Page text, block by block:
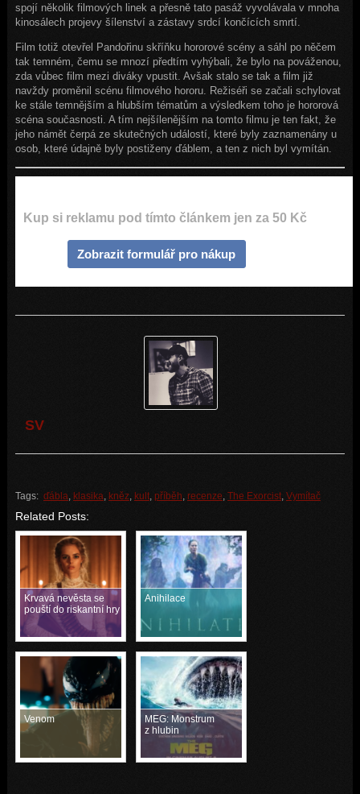
spojí několik filmových linek a přesně tato pasáž vyvolávala v mnoha
kinosálech projevy šílenství a zástavy srdcí končících smrtí.
Film totiž otevřel Pandořinu skříňku hororové scény a sáhl po něčem
tak temném, čemu se mnozí předtím vyhýbali, že bylo na pováženou,
zda vůbec film mezi diváky vpustit. Avšak stalo se tak a film již
navždy proměnil scénu filmového hororu. Režiséři se začali schylovat
ke stále temnějším a hlubším tématům a výsledkem toho je hororová
scéna současnosti. A tím nejšílenějším na tomto filmu je ten fakt, že
jeho námět čerpá ze skutečných událostí, které byly zaznamenány u
osob, které údajně byly postiženy ďáblem, a ten z nich byl vymítán.
Kup si reklamu pod tímto článkem jen za 50 Kč
Zobrazit formulář pro nákup
SV
Tags: ďábla, klasika, kněz, kult, příběh, recenze, The Exorcist, Vymítač
Related Posts:
Krvavá nevěsta se
pouští do riskantní hry
Anihilace
Venom
MEG: Monstrum
z hlubin